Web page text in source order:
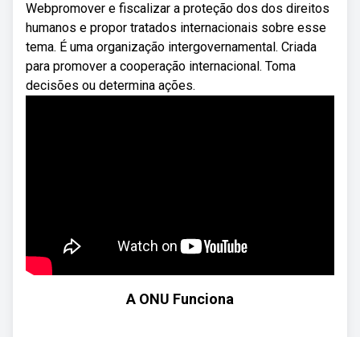
Webpromover e fiscalizar a proteção dos dos direitos
humanos e propor tratados internacionais sobre esse
tema. É uma organização intergovernamental. Criada
para promover a cooperação internacional. Toma
decisões ou determina ações.
A ONU Funciona